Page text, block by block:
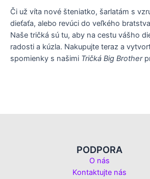
Či už víta nové šteniatko, šarlatám s
dieťaťa, alebo revúci do veľkého
Naše tričká sú tu, aby na cestu vášho
radosti a kúzla. Nakupujte teraz a
spomienky s našimi Tričká Big Brother
PODPORA
O nás
Kontaktujte nás